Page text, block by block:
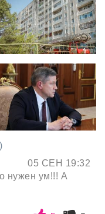
05 СЕН 19:32
нужен ум!!! А